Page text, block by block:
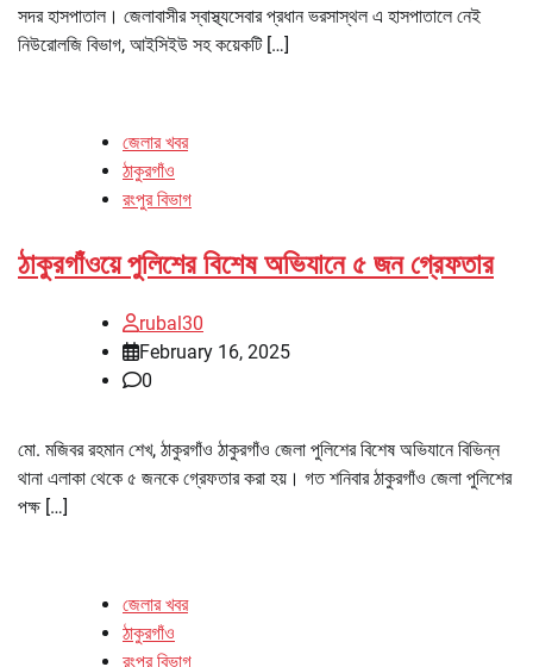
সদর হাসপাতাল। জেলাবাসীর স্বাস্থ্যসেবার প্রধান ভরসাস্থল এ হাসপাতালে নেই
নিউরোলজি বিভাগ, আইসিইউ সহ কয়েকটি […]
জেলার খবর
ঠাকুরগাঁও
রংপুর বিভাগ
ঠাকুরগাঁওয়ে পুলিশের বিশেষ অভিযানে ৫ জন গ্রেফতার
rubal30
February 16, 2025
0
মো. মজিবর রহমান শেখ, ঠাকুরগাঁও ঠাকুরগাঁও জেলা পুলিশের বিশেষ অভিযানে বিভিন্ন
থানা এলাকা থেকে ৫ জনকে গ্রেফতার করা হয়। গত শনিবার ঠাকুরগাঁও জেলা পুলিশের
পক্ষ […]
জেলার খবর
ঠাকুরগাঁও
রংপুর বিভাগ